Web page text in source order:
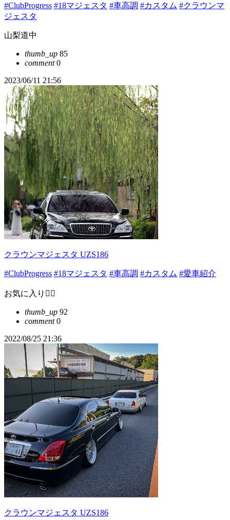
#ClubProgress #18マジェスタ #車高調 #カスタム #クラウンマ
ジェスタ
山梨道中
thumb_up 85
comment0
2023/06/11 21:56
クラウンマジェスタ UZS186
#ClubProgress #18マジェスタ #車高調 #カスタム #愛車紹介
お気に入り❤️‍🔥
thumb_up 92
comment0
2022/08/25 21:36
クラウンマジェスタ UZS186